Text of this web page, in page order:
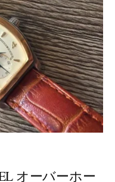
オーバーホー